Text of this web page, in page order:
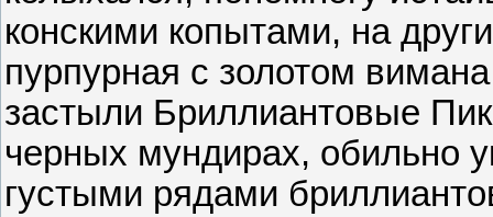
конскими копытами, на
пурпурная с золотом
застыли Бриллиантовые
черных мундирах, обильно
густыми рядами